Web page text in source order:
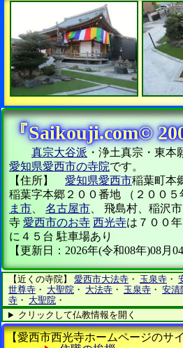
『Saikouji.com©
真宗大谷派 ・浄土真宗・東本
愛知県愛西市の寺院です。
【住所】 愛知県愛西市稲葉町本
稲葉字本郷２００番地 （２００
ま市
名古屋市 、 飛島村、稲沢
寺 愛西市のお寺 西光寺は７００
に４５台 駐車場あり
【更新日：2026年(令和08年)08月
【近くの寺院】 愛西市大法寺 ・ 玉泉寺 ・
世尊寺 ・ 大聖院 ・ 大法寺 ・ 玉泉寺 ・ 安清
寺 ・ 大聖院 ・
クリックして仏教情報を開く
【愛西市西光寺ホームページのサ